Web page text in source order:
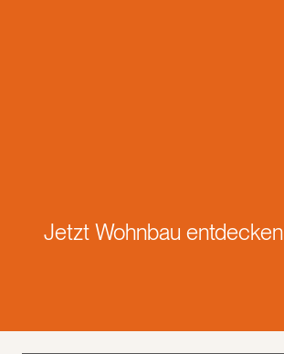
Jetzt Wohnbau entdecken